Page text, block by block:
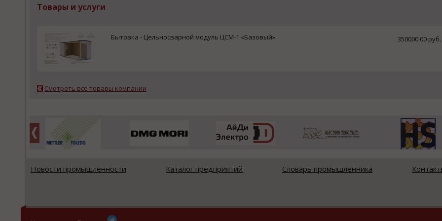
Товары и услуги
Бытовка - Цельносварной модуль ЦСМ-1 «Базовый» 350000.00 руб.
Смотреть все товары компании
Новости промышленности Каталог предприятий Словарь промышленника